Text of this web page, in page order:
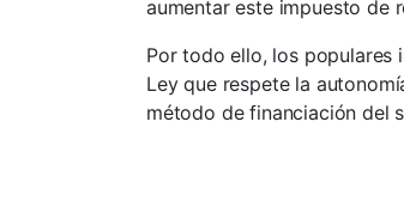
aumentar este impuesto de
Por todo ello, los populares
Ley que respete la
método de financiación del